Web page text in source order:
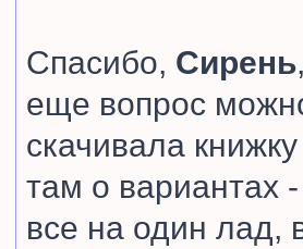
Спасибо, Сирень
еще вопрос
скачивала
там о вариантах
все на один лад,